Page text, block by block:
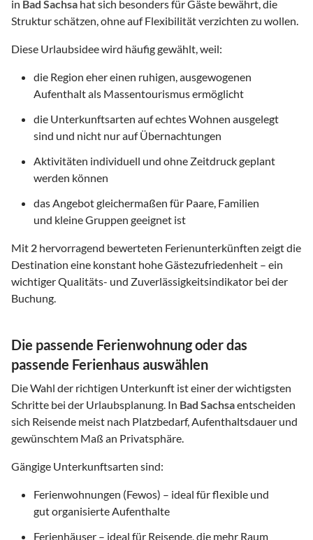
in Bad Sachsa hat sich besonders für Gäste bewährt, die
Struktur schätzen, ohne auf Flexibilität verzichten zu wollen.
Diese Urlaubsidee wird häufig gewählt, weil:
die Region eher einen ruhigen, ausgewogenen
Aufenthalt als Massentourismus ermöglicht
die Unterkunftsarten auf echtes Wohnen ausgelegt
sind und nicht nur auf Übernachtungen
Aktivitäten individuell und ohne Zeitdruck geplant
werden können
das Angebot gleichermaßen für Paare, Familien
und kleine Gruppen geeignet ist
Mit 2 hervorragend bewerteten Ferienunterkünften zeigt die
Destination eine konstant hohe Gästezufriedenheit – ein
wichtiger Qualitäts- und Zuverlässigkeitsindikator bei der
Buchung.
Die passende Ferienwohnung oder das
passende Ferienhaus auswählen
Die Wahl der richtigen Unterkunft ist einer der wichtigsten
Schritte bei der Urlaubsplanung. In Bad Sachsaentscheiden
sich Reisende meist nach Platzbedarf, Aufenthaltsdauer und
gewünschtem Maß an Privatsphäre.
Gängige Unterkunftsarten sind:
Ferienwohnungen (Fewos) – ideal für flexible und
gut organisierte Aufenthalte
Ferienhäuser – ideal für Reisende, die mehr Raum